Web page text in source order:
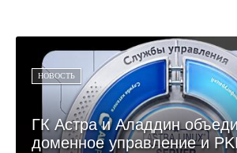
НОВОСТЬ
ГК Астра и Аладдин
доменное управление и